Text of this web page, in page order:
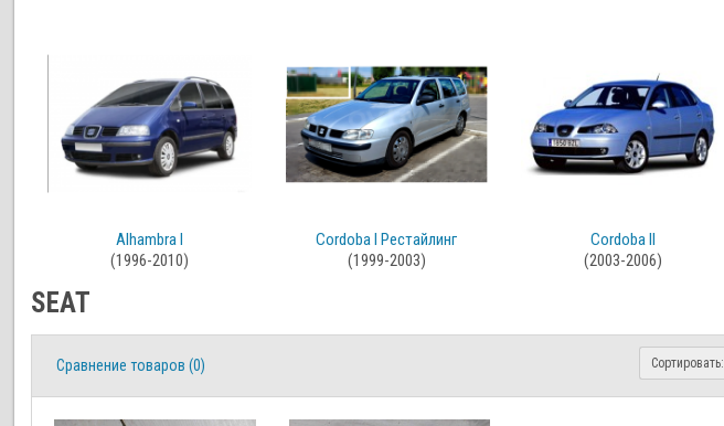
Alhambra I
(1996-2010)
Cordoba I Рестайлинг
(1999-2003)
Cordoba II
(2003-2006)
SEAT
Сравнение товаров (0) Сортировать: